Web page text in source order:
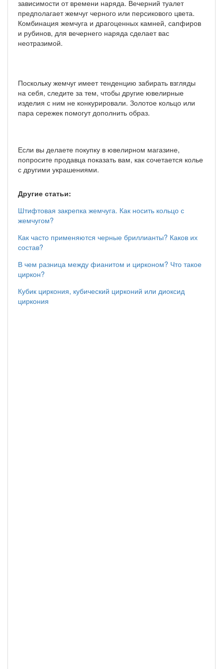
зависимости от времени наряда. Вечерний туалет
предполагает жемчуг черного или персикового цвета.
Комбинация жемчуга и драгоценных камней, сапфиров
и рубинов, для вечернего наряда сделает вас
неотразимой.
Поскольку жемчуг имеет тенденцию забирать взгляды
на себя, следите за тем, чтобы другие ювелирные
изделия с ним не конкурировали. Золотое кольцо или
пара сережек помогут дополнить образ.
Если вы делаете покупку в ювелирном магазине,
попросите продавца показать вам, как сочетается колье
с другими украшениями.
Другие статьи:
Штифтовая закрепка жемчуга. Как носить кольцо с
жемчугом?
Как часто применяются черные бриллианты? Каков их
состав?
В чем разница между фианитом и цирконом? Что такое
циркон?
Кубик циркония, кубический цирконий или диоксид
циркония